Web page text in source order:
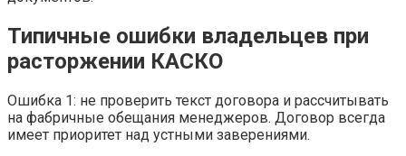
Типичные ошибки владельцев при
расторжении КАСКО
Ошибка 1: не проверить текст договора и рассчитывать
на фабричные обещания менеджеров. Договор всегда
имеет приоритет над устными заверениями.